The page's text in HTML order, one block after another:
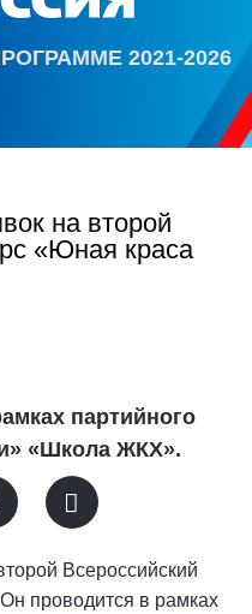
2021-2026
на второй
«Юная краса
партийного
«Школа ЖКХ».
Всероссийский
проводится в рамках